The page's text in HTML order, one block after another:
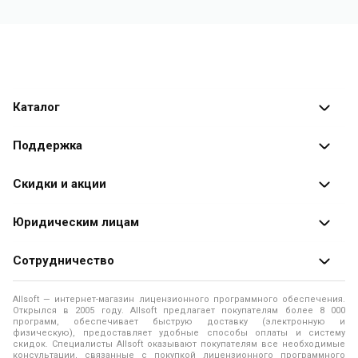
Каталог
Каталог программ
Поддержка
Оплата заказов
Доставка заказа
Помощь
Правила продажи
Политика использования файлов Cookie
Скидки и акции
Специальные
Юридическим лицам
Продажа программ юридическим лицам
О лицензировании программного обеспечения
Программы для компьютера
Контакты
Сотрудничество
О магазине
Адреса и телефоны
Новости
Allsoft — интернет-магазин лицензионного программного обеспечения.
Открылся в 2005 году. Allsoft предлагает покупателям более 8 000
программ, обеспечивает быструю доставку (электронную и
физическую), предоставляет удобные способы оплаты и систему
скидок. Специалисты Allsoft оказывают покупателям все необходимые
консультации, связанные с покупкой лицензионного программного